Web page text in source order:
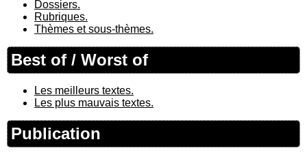
Dossiers.
Rubriques.
Thèmes et sous-thèmes.
Best of / Worst of
Les meilleurs textes.
Les plus mauvais textes.
Publication